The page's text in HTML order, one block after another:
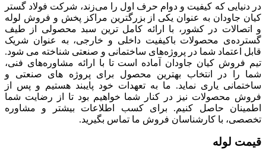
در دنیایی که کیفیت و دوام حرف اول را می‌زند، شرکت فولاد گستر
کیان جاودان به عنوان یکی از بزرگترین مراکز پخش و فروش لوله
و اتصالات در کشور، با ارائه کامل ترین سبد محصولی از طیف
گسترده‌‌ی محصولات باکیفیت داخلی و خارجی، به عنوان شریک
قابل اعتماد شما در پروژه‌های ساختمانی و صنعتی شناخته می شود.
تیم فروش کیان جاودان آماده است تا با ارائه مشاوره‌های فنی،
شما را در انتخاب بهترین محصول برای پروژه های صنعتی و
ساختمانی یاری نماید. ما به تعهدات خود پایبند هستیم و پس از
فروش محصولات نیز در کنار شما خواهیم بود تا از رضایت شما
اطمینان حاصل کنیم. برای کسب اطلاعات بیشتر و مشاوره
تخصصی، با کارشناسان فروش ما تماس بگیرید.
قیمت لوله